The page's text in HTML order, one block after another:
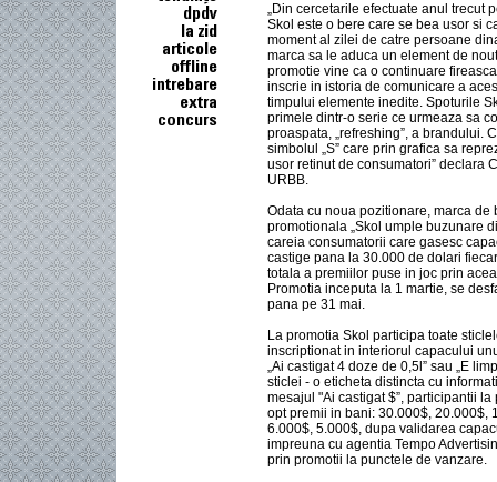
„Din cercetarile efectuate anul trecut
Skol este o bere care se bea usor si
moment al zilei de catre persoane
marca sa le aduca un element de
promotie vine ca o continuare
inscrie in istoria de comunicare a
timpului elemente inedite. Spoturile
primele dintr-o serie ce urmeaza sa
proaspata, „refreshing”, a brandului.
simbolul „S” care prin grafica sa
usor retinut de consumatori” declara
URBB.
Odata cu noua pozitionare, marca
promotionala „Skol umple buzunare
careia consumatorii care gasesc
castige pana la 30.000 de dolari
totala a premiilor puse in joc prin
Promotia inceputa la 1 martie, se
pana pe 31 mai.
La promotia Skol participa toate
inscriptionat in interiorul capacului
„Ai castigat 4 doze de 0,5l” sau „E
sticlei - o eticheta distincta cu
mesajul "Ai castigat $”, participantii
opt premii in bani: 30.000$, 20.000$,
6.000$, 5.000$, dupa validarea
impreuna cu agentia Tempo
prin promotii la punctele de vanzare.